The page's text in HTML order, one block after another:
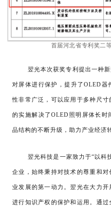
首届河北省专利奖二
翌光本次获奖专利提出一种
对屏体进行保护，提升了OLED器
性非常广泛，可以应用于多种尺
的实施解决了OLED照明屏体长
品结构的不断升级，助力产业经济
翌光科技是一家致力于“以科
企业，始终秉持对技术的尊重和
业发展的第一动力。翌光在大力
进行知识产权的保护和运用。通